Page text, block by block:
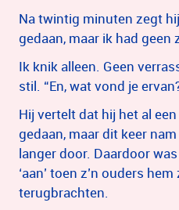
Na twintig minuten zegt
gedaan, maar ik had geen
Ik knik alleen. Geen
stil. “En, wat vond je
Hij vertelt dat hij het al
gedaan, maar dit keer
langer door. Daardoor
‘aan’ toen z’n ouders
terugbrachten.